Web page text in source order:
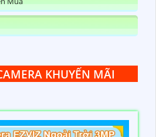
KHUYẾN MÃI